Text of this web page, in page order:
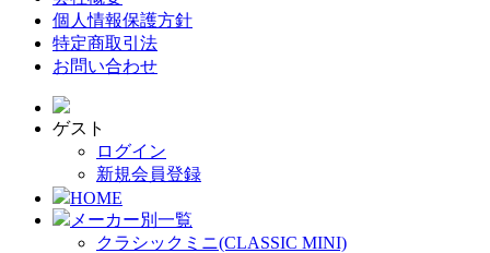
個人情報保護方針
特定商取引法
お問い合わせ
ゲスト
ログイン
新規会員登録
HOME
メーカー別一覧
クラシックミニ(CLASSIC MINI)